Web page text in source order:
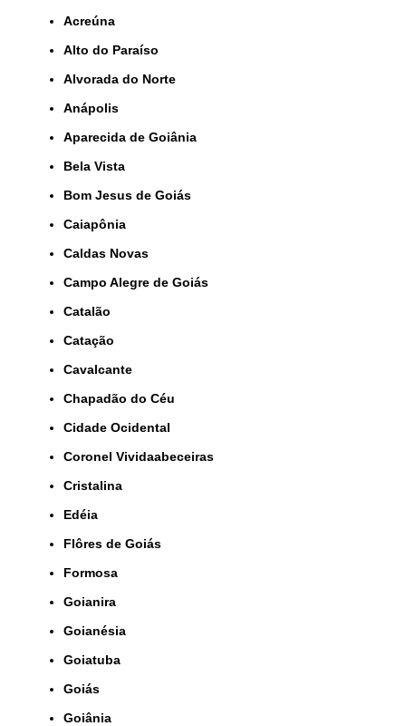
Acreúna
Alto do Paraíso
Alvorada do Norte
Anápolis
Aparecida de Goiânia
Bela Vista
Bom Jesus de Goiás
Caiapônia
Caldas Novas
Campo Alegre de Goiás
Catalão
Catação
Cavalcante
Chapadão do Céu
Cidade Ocidental
Coronel Vividaabeceiras
Cristalina
Edéia
Flôres de Goiás
Formosa
Goianira
Goianésia
Goiatuba
Goiás
Goiânia